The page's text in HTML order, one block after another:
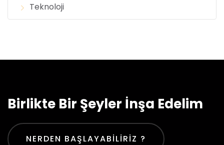
Teknoloji
Birlikte Bir Şeyler İnşa Edelim
NERDEN BAŞLAYABILIRIZ ?